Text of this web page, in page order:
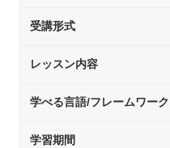
受講形式
レッスン内容
学べる言語/フレームワーク
学習期間